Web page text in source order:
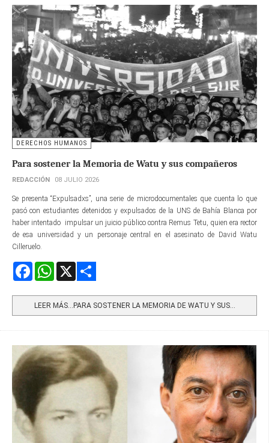
DERECHOS HUMANOS
Para sostener la Memoria de Watu y sus compañeros
REDACCIÓN 08 JULIO 2026
Se presenta “Expulsadxs”, una serie de microdocumentales que cuenta lo que
pasó con estudiantes detenidos y expulsados de la UNS de Bahía Blanca por
haber intentado impulsar un juicio público contra Remus Tetu, quien era rector
de esa universidad y un personaje central en el asesinato de David Watu
Cilleruelo.
FacebookWhatsApp
LEER MÁS…PARA SOSTENER LA MEMORIA DE WATU Y SUS...